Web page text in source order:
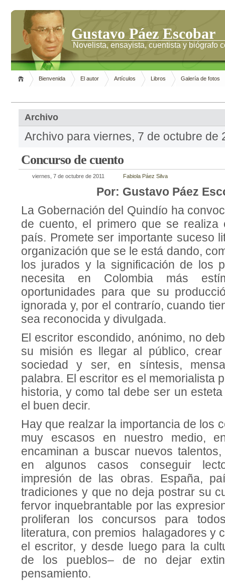
Gustavo Páez Escobar
Novelista, ensayista, cuentista y biógrafo
Bienvenida El autor Artículos Libros Galería de fotos
Archivo
Archivo para viernes, 7 de octubre de
Concurso de cuento
viernes, 7 de octubre de 2011 Fabiola Páez Silva
Por: Gustavo Páez
La Gobernación del Quindío ha
de cuento, el primero que se realiza
país. Promete ser importante suceso
organización que se le está dando,
los jurados y la significación de los
necesi­ta en Colombia más
oportunidades para que su
ignorada y, por el contra­río, cuando
sea reconocida y divulgada.
El escritor escondido, anóni­mo, no
su misión es llegar al público,
socie­dad y ser, en síntesis,
palabra. El escritor es el memorialista
historia, y como tal debe ser un
el buen decir.
Hay que realzar la importan­cia de los
muy escasos en nuestro medio,
encaminan a buscar nuevos
en algunos casos conseguir
impresión de las obras. España,
tradiciones y que no deja postrar su
fervor inquebrantable por las
proliferan los concursos para
literatura, con premios ha­lagadores y
el escritor, y desde luego para la
de los pueblos– de no dejar
pensamiento.